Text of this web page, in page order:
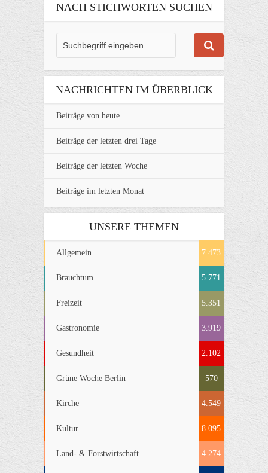
NACH STICHWORTEN SUCHEN
NACHRICHTEN IM ÜBERBLICK
Beiträge von heute
Beiträge der letzten drei Tage
Beiträge der letzten Woche
Beiträge im letzten Monat
UNSERE THEMEN
Allgemein 7.473
Brauchtum 5.771
Freizeit 5.351
Gastronomie 3.919
Gesundheit 2.102
Grüne Woche Berlin 570
Kirche 4.549
Kultur 8.095
Land- & Forstwirtschaft 4.274